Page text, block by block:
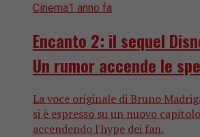
Cinema1 anno fa
Encanto 2: il sequel
Un rumor accende le
La voce originale di Bruno
si è espresso su un nuovo
accendendo l'hype dei fan.